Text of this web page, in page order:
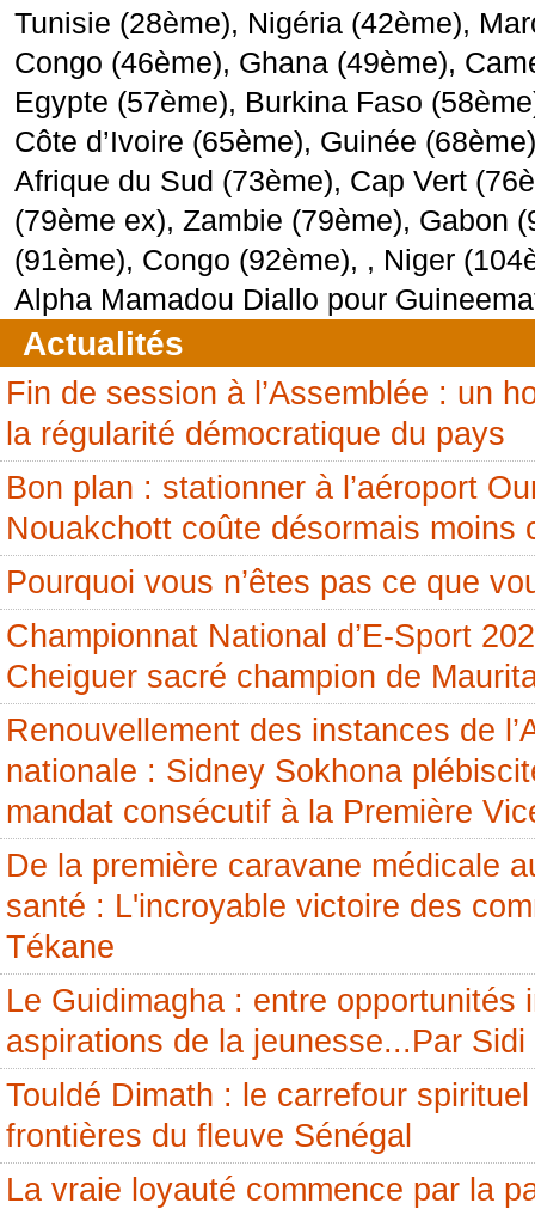
Tunisie (28ème), Nigéria (42ème),
Congo (46ème), Ghana (49ème),
Egypte (57ème), Burkina Faso
Côte d’Ivoire (65ème), Guinée
Afrique du Sud (73ème), Cap Vert
(79ème ex), Zambie (79ème), Gabon
(91ème), Congo (92ème), , Niger
Alpha Mamadou Diallo pour
Actualités
Fin de session à l’Assemblée : un
la régularité démocratique du pays
Bon plan : stationner à l’aéroport
Nouakchott coûte désormais moins
Pourquoi vous n’êtes pas ce que
Championnat National d’E-Sport
Cheiguer sacré champion de
Renouvellement des instances de
nationale : Sidney Sokhona
mandat consécutif à la Première
De la première caravane médicale
santé : L'incroyable victoire des
Tékane
Le Guidimagha : entre opportunités
aspirations de la jeunesse...Par
Touldé Dimath : le carrefour
frontières du fleuve Sénégal
La vraie loyauté commence par la